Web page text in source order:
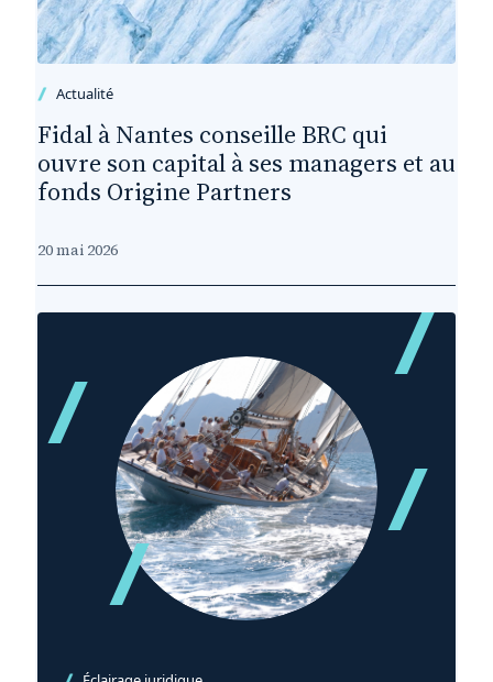
Actualité
Fidal à Nantes conseille BRC qui
ouvre son capital à ses managers et au
fonds Origine Partners
20 mai 2026